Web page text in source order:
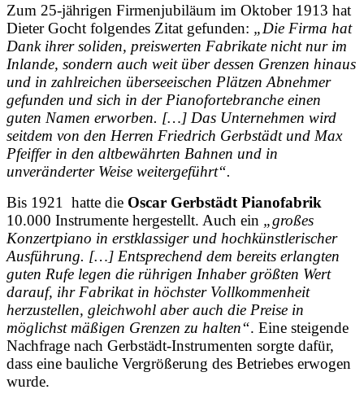
Zum 25-jährigen Firmenjubiläum im Oktober 1913 hat
Dieter Gocht folgendes Zitat gefunden: „Die Firma hat
Dank ihrer soliden, preiswerten Fabrikate nicht nur im
Inlande, sondern auch weit über dessen Grenzen hinaus
und in zahlreichen überseeischen Plätzen Abnehmer
gefunden und sich in der Pianofortebranche einen
guten Namen erworben. […] Das Unternehmen wird
seitdem von den Herren Friedrich Gerbstädt und Max
Pfeiffer in den altbewährten Bahnen und in
unveränderter Weise weitergeführt“.
Bis 1921 hatte die Oscar Gerbstädt Pianofabrik
10.000 Instrumente hergestellt. Auch ein „großes
Konzertpiano in erstklassiger und hochkünstlerischer
Ausführung. […] Entsprechend dem bereits erlangten
guten Rufe legen die rührigen Inhaber größten Wert
darauf, ihr Fabrikat in höchster Vollkommenheit
herzustellen, gleichwohl aber auch die Preise in
möglichst mäßigen Grenzen zu halten“. Eine steigende
Nachfrage nach Gerbstädt-Instrumenten sorgte dafür,
dass eine bauliche Vergrößerung des Betriebes erwogen
wurde.